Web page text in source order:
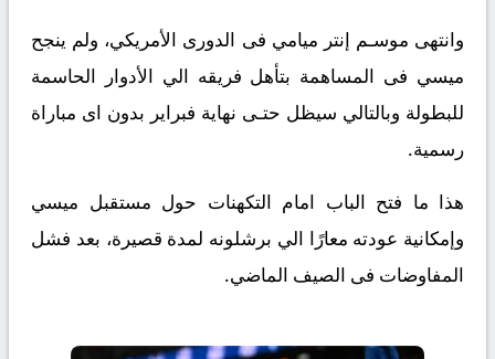
وانتهى موسـم إنتر ميامي فى الدورى الأمريكي، ولم ينجح
ميسي فى المساهمة بتأهل فريقه الي الأدوار الحاسمة
للبطولة وبالتالي سيظل حتـى نهاية فبراير بدون اى مباراة
رسمية.
هذا ما فتح الباب امام التكهنات حول مستقبل ميسي
وإمكانية عودته معارًا الي برشلونه لمدة قصيرة، بعد فشل
المفاوضات فى الصيف الماضي.